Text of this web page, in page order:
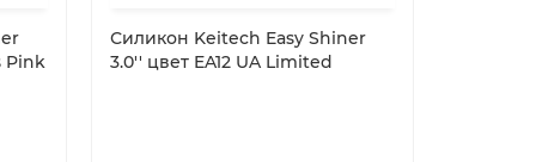
Pink
Силикон Keitech Easy Shiner
3.0'' цвет EA12 UA Limited